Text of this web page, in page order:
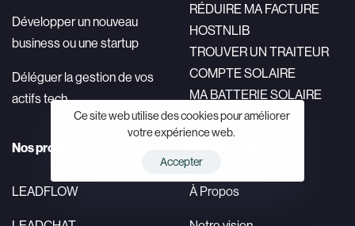
Développer un nouveau
business ou une startup
Déléguer la gestion de vos
actifs tech
RÉDUIRE MA FACTURE
HOSTNLIB
TROUVER UN TRAITEUR
COMPTE SOLAIRE
MA BATTERIE SOLAIRE
Nos produits
LEADFLOW À Propos
Ce site web utilise des cookies pour améliorer
votre expérience web.
Accepter